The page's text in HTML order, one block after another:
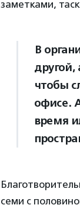
заметками,
В
другой,
чтобы
офисе.
время
семи с